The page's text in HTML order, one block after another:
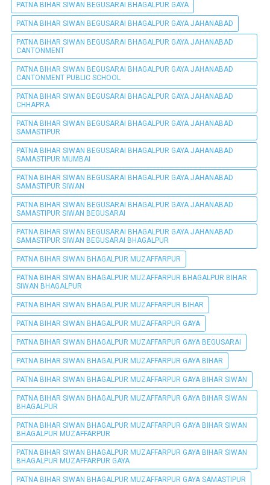
PATNA BIHAR SIWAN BEGUSARAI BHAGALPUR GAYA
PATNA BIHAR SIWAN BEGUSARAI BHAGALPUR GAYA JAHANABAD
PATNA BIHAR SIWAN BEGUSARAI BHAGALPUR GAYA JAHANABAD
CANTONMENT
PATNA BIHAR SIWAN BEGUSARAI BHAGALPUR GAYA JAHANABAD
CANTONMENT PUBLIC SCHOOL
PATNA BIHAR SIWAN BEGUSARAI BHAGALPUR GAYA JAHANABAD
CHHAPRA
PATNA BIHAR SIWAN BEGUSARAI BHAGALPUR GAYA JAHANABAD
SAMASTIPUR
PATNA BIHAR SIWAN BEGUSARAI BHAGALPUR GAYA JAHANABAD
SAMASTIPUR MUMBAI
PATNA BIHAR SIWAN BEGUSARAI BHAGALPUR GAYA JAHANABAD
SAMASTIPUR SIWAN
PATNA BIHAR SIWAN BEGUSARAI BHAGALPUR GAYA JAHANABAD
SAMASTIPUR SIWAN BEGUSARAI
PATNA BIHAR SIWAN BEGUSARAI BHAGALPUR GAYA JAHANABAD
SAMASTIPUR SIWAN BEGUSARAI BHAGALPUR
PATNA BIHAR SIWAN BHAGALPUR MUZAFFARPUR
PATNA BIHAR SIWAN BHAGALPUR MUZAFFARPUR BHAGALPUR BIHAR
SIWAN BHAGALPUR
PATNA BIHAR SIWAN BHAGALPUR MUZAFFARPUR BIHAR
PATNA BIHAR SIWAN BHAGALPUR MUZAFFARPUR GAYA
PATNA BIHAR SIWAN BHAGALPUR MUZAFFARPUR GAYA BEGUSARAI
PATNA BIHAR SIWAN BHAGALPUR MUZAFFARPUR GAYA BIHAR
PATNA BIHAR SIWAN BHAGALPUR MUZAFFARPUR GAYA BIHAR SIWAN
PATNA BIHAR SIWAN BHAGALPUR MUZAFFARPUR GAYA BIHAR SIWAN
BHAGALPUR
PATNA BIHAR SIWAN BHAGALPUR MUZAFFARPUR GAYA BIHAR SIWAN
BHAGALPUR MUZAFFARPUR
PATNA BIHAR SIWAN BHAGALPUR MUZAFFARPUR GAYA BIHAR SIWAN
BHAGALPUR MUZAFFARPUR GAYA
PATNA BIHAR SIWAN BHAGALPUR MUZAFFARPUR GAYA SAMASTIPUR